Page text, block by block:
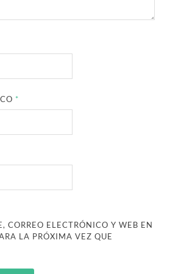
*
CORREO ELECTRÓNICO Y WEB EN
LA PRÓXIMA VEZ QUE